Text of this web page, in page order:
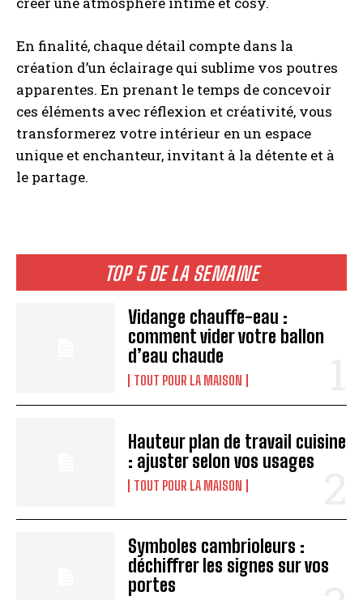
TOP 5 DE LA SEMAINE
Vidange chauffe-eau :
comment vider votre ballon
d’eau chaude
TOUT POUR LA MAISON
Hauteur plan de travail cuisine
: ajuster selon vos usages
TOUT POUR LA MAISON
Symboles cambrioleurs :
déchiffrer les signes sur vos
portes
En finalité, chaque détail compte dans la
création d’un éclairage qui sublime vos poutres
apparentes. En prenant le temps de concevoir
ces éléments avec réflexion et créativité, vous
transformerez votre intérieur en un espace
unique et enchanteur, invitant à la détente et à
le partage.